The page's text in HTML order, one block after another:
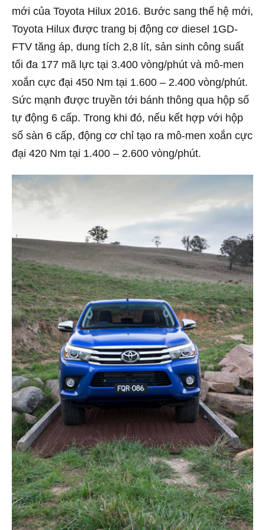
mới của Toyota Hilux 2016. Bước sang thế hệ mới,
Toyota Hilux được trang bị động cơ diesel 1GD-
FTV tăng áp, dung tích 2,8 lít, sản sinh công suất
tối đa 177 mã lực tại 3.400 vòng/phút và mô-men
xoắn cực đại 450 Nm tại 1.600 – 2.400 vòng/phút.
Sức mạnh được truyền tới bánh thông qua hộp số
tự động 6 cấp. Trong khi đó, nếu kết hợp với hộp
số sàn 6 cấp, động cơ chỉ tạo ra mô-men xoắn cực
đại 420 Nm tại 1.400 – 2.600 vòng/phút.